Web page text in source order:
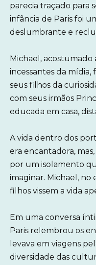
parecia traçado para
infância de Paris foi
deslumbrante e
Michael, acostumado
incessantes da
seus filhos da
com seus irmãos
educada em casa,
A vida dentro dos
era encantadora,
por um isolamento
imaginar. Michael,
filhos vissem a vida
Em uma conversa
Paris relembrou os
levava em viagens
diversidade das